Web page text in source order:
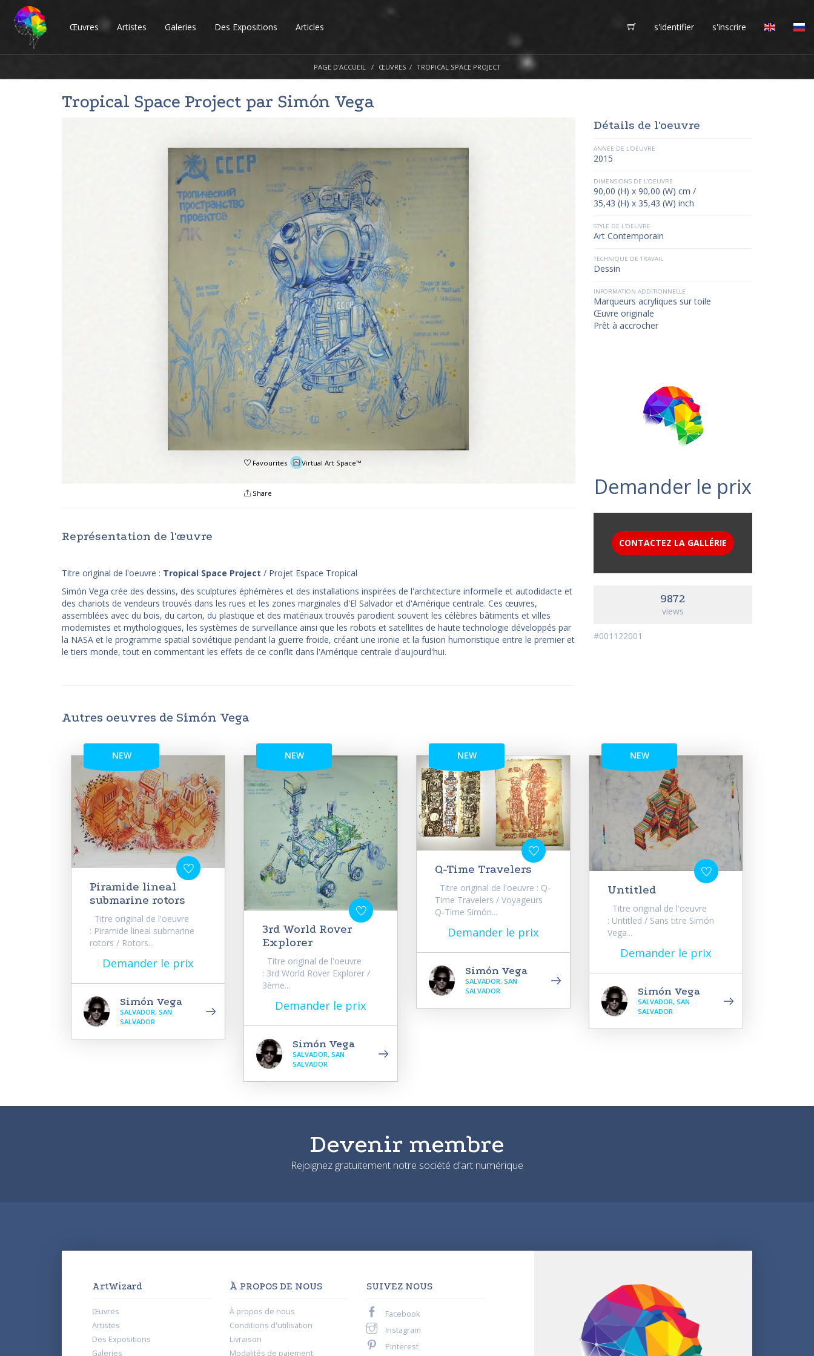
Œuvres Artistes Galeries Des Expositions Articles s'identifier s'inscrire
PAGE D'ACCUEIL ŒUVRES TROPICAL SPACE PROJECT
Tropical Space Project par Simón Vega
Favourites Virtual Art Space™
Share
Représentation de l'œuvre
Titre original de l'oeuvre : Tropical Space Project / Projet Espace Tropical
Simón Vega crée des dessins, des sculptures éphémères et des installations inspirées de l'architecture informelle et autodidacte et
des chariots de vendeurs trouvés dans les rues et les zones marginales d'El Salvador et d'Amérique centrale. Ces œuvres,
assemblées avec du bois, du carton, du plastique et des matériaux trouvés parodient souvent les célèbres bâtiments et villes
modernistes et mythologiques, les systèmes de surveillance ainsi que les robots et satellites de haute technologie développés par
la NASA et le programme spatial soviétique pendant la guerre froide, créant une ironie et la fusion humoristique entre le premier et
le tiers monde, tout en commentant les effets de ce conflit dans l'Amérique centrale d'aujourd'hui.
Détails de l'oeuvre
ANNÉE DE L'OEUVRE
2015
DIMENSIONS DE L'OEUVRE
90,00 (H) x 90,00 (W) cm /
35,43 (H) x 35,43 (W) inch
STYLE DE L'OEUVRE
Art Contemporain
TECHNIQUE DE TRAVAIL
Dessin
INFORMATION ADDITIONNELLE
Marqueurs acryliques sur toile
Œuvre originale
Prêt à accrocher
Demander le prix
CONTACTEZ LA GALLÉRIE
9872
views
#001122001
Autres oeuvres de Simón Vega
NEW
Piramide lineal
submarine rotors
Titre original de l'oeuvre
: Piramide lineal submarine
rotors / Rotors...
Demander le prix
Simón Vega
SALVADOR, SAN
SALVADOR
NEW
3rd World Rover
Explorer
Titre original de l'oeuvre
: 3rd World Rover Explorer /
3ème...
Demander le prix
Simón Vega
SALVADOR, SAN
SALVADOR
NEW
Q-Time Travelers
Titre original de l'oeuvre : Q-
Time Travelers / Voyageurs
Q-Time Simón...
Demander le prix
Simón Vega
SALVADOR, SAN
SALVADOR
NEW
Untitled
Titre original de l'oeuvre
: Untitled / Sans titre Simón
Vega...
Demander le prix
Simón Vega
SALVADOR, SAN
SALVADOR
Devenir membre
Rejoignez gratuitement notre société d'art numérique
ArtWizard
Œuvres
Artistes
Des Expositions
Galeries
À PROPOS DE NOUS
À propos de nous
Conditions d'utilisation
Livraison
Modalités de paiement
SUIVEZ NOUS
Facebook
Instagram
Pinterest